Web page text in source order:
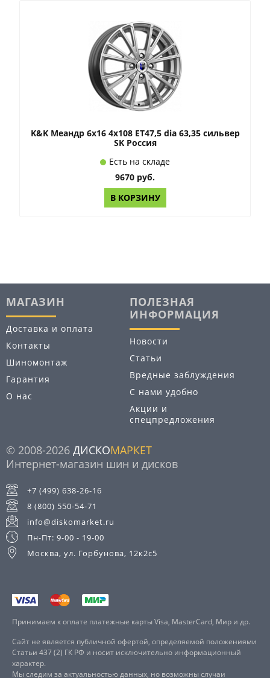
K&K Меандр 6x16 4x108 ET47,5 dia 63,35 сильвер
SK Россия
Есть на складе
9670 руб.
В КОРЗИНУ
МАГАЗИН
Доставка и оплата
Контакты
Шиномонтаж
Гарантия
О нас
ПОЛЕЗНАЯ
ИНФОРМАЦИЯ
Новости
Статьи
Вредные заблуждения
С нами удобно
Акции и
спецпредложения
© 2008-2026 ДИСКОМАРКЕТ
Интернет-магазин шин и дисков
+7 (499) 638-26-16
8 (800) 550-54-71
info@diskomarket.ru
Пн-Пт: 9-00 - 19-00
Москва, ул. Горбунова, 12к2с5
Принимаем к оплате платежные карты Visa, MasterCard, Мир и др.
Сайт не является публичной офертой, определяемой положениями
Статьи 437 (2) ГК РФ и носит исключительно информационный
характер.
Мы следим за актуальностью данных, но возможны случаи